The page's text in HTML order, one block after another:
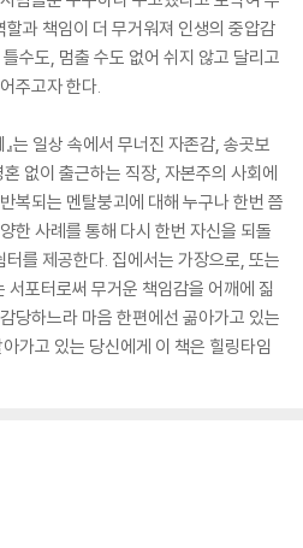
과 책임이 더 무거워져 인생의 중압감
수도, 멈출 수도 없어 쉬지 않고 달리고
주고자 한다.
는 일상 속에서 무너진 자존감, 송곳보
없이 출근하는 직장, 자본주의 사회에
복되는 멘탈붕괴에 대해 누구나 한번 쯤
한 사례를 통해 다시 한번 자신을 되돌
를 제공한다. 집에서는 가장으로, 또는
포터로써 무거운 책임감을 어깨에 짊
당하느라 마음 한편에선 곪아가고 있는
가고 있는 당신에게 이 책은 힐링타임